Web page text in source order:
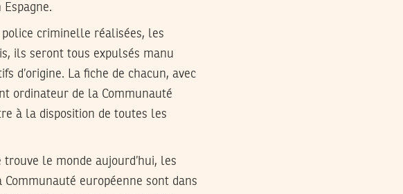
police criminelle réalisées, les
ils seront tous expulsés manu
d’origine. La fiche de chacun, avec
ordinateur de la Communauté
à la disposition de toutes les
le monde aujourd’hui, les
européenne sont dans